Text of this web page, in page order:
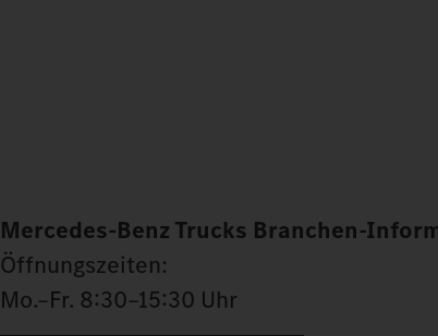
Mercedes‑Benz Trucks Branchen-
Öffnungszeiten:
Mo.–Fr. 8:30–15:30 Uhr